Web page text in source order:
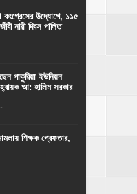
কংগ্রেসের উদ্যোগে, ১১৫
নারী দিবস পালিত
পাকুরিয়া ইউনিয়ন
আ: হালিম সরকার
শিক্ষক গ্রেফতার,